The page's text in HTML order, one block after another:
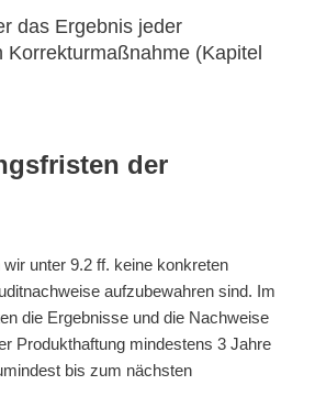
das Ergebnis jeder
Korrekturmaßnahme (Kapitel
der
unter 9.2 ff. keine konkreten
aufzubewahren sind. Im
die Ergebnisse und die Nachweise
Produkthaftung mindestens 3 Jahre
bis zum nächsten